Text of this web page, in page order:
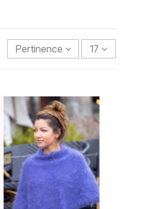
Pertinence 17